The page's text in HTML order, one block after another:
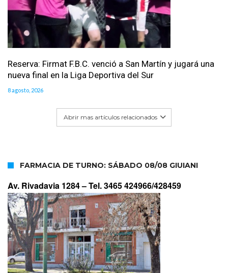
Reserva: Firmat F.B.C. venció a San Martín y jugará una
nueva final en la Liga Deportiva del Sur
8 agosto, 2026
Abrir mas artículos relacionados
FARMACIA DE TURNO: SÁBADO 08/08 GIUIANI
Av. Rivadavia 1284 –Tel. 3465 424966/428459